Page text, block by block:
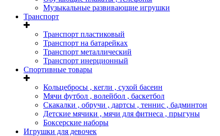
Музыкальные развивающие игрушки
Транспорт
Транспорт пластиковый
Транспорт на батарейках
Транспорт металлический
Транспорт инерционный
Спортивные товары
Кольцебросы , кегли , сухой басеин
Мячи футбол , волейбол , баскетбол
Скакалки , обручи , дартсы , теннис , бадминтон
Детские мячики , мячи для фитнеса , прыгуны
Боксерские наборы
Игрушки для девочек